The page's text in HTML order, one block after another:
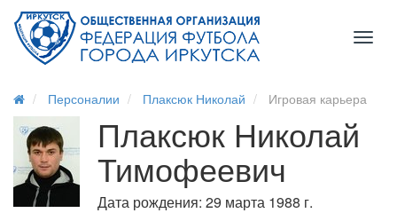
Персоналии Плаксюк Николай Игровая карьера
Плаксюк Николай
Тимофеевич
Дата рождения: 29 марта 1988 г.